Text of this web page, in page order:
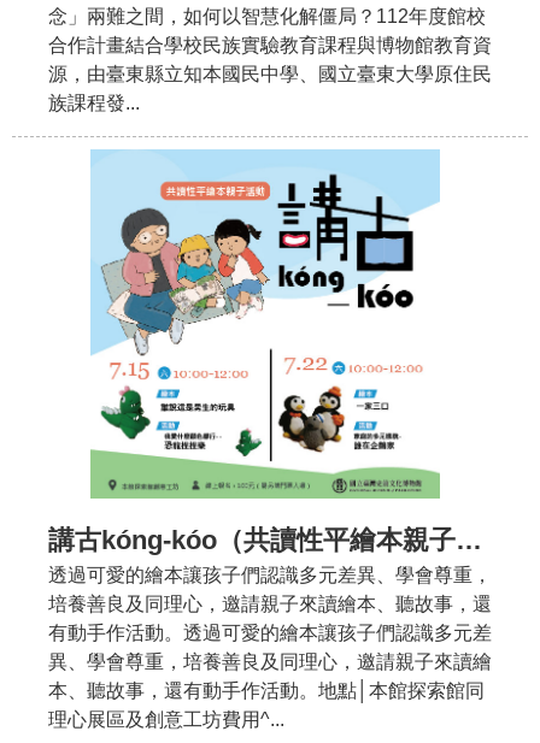
念」兩難之間，如何以智慧化解僵局？112年度館校
合作計畫結合學校民族實驗教育課程與博物館教育資
源，由臺東縣立知本國民中學、國立臺東大學原住民
族課程發...
講古kóng-kóo（共讀性平繪本親子活動）
透過可愛的繪本讓孩子們認識多元差異、學會尊重，
培養善良及同理心，邀請親子來讀繪本、聽故事，還
有動手作活動。透過可愛的繪本讓孩子們認識多元差
異、學會尊重，培養善良及同理心，邀請親子來讀繪
本、聽故事，還有動手作活動。地點│本館探索館同
理心展區及創意工坊費用^...